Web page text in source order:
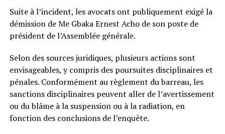
Suite à l’incident, les avocats ont publiquement exigé la
démission de Me Gbaka Ernest Acho de son poste de
président de l’Assemblée générale.
Selon des sources juridiques, plusieurs actions sont
envisageables, y compris des poursuites disciplinaires et
pénales. Conformément au règlement du barreau, les
sanctions disciplinaires peuvent aller de l’avertissement
ou du blâme à la suspension ou à la radiation, en
fonction des conclusions de l’enquête.